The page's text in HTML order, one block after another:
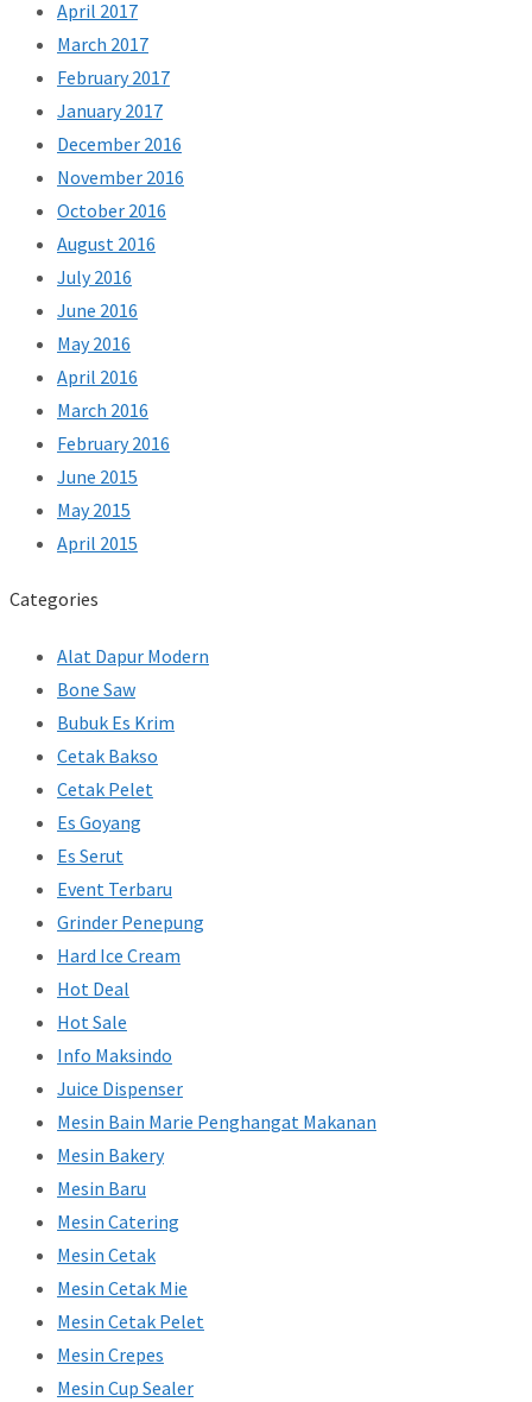
April 2017
March 2017
February 2017
January 2017
December 2016
November 2016
October 2016
August 2016
July 2016
June 2016
May 2016
April 2016
March 2016
February 2016
June 2015
May 2015
April 2015
Categories
Alat Dapur Modern
Bone Saw
Bubuk Es Krim
Cetak Bakso
Cetak Pelet
Es Goyang
Es Serut
Event Terbaru
Grinder Penepung
Hard Ice Cream
Hot Deal
Hot Sale
Info Maksindo
Juice Dispenser
Mesin Bain Marie Penghangat Makanan
Mesin Bakery
Mesin Baru
Mesin Catering
Mesin Cetak
Mesin Cetak Mie
Mesin Cetak Pelet
Mesin Crepes
Mesin Cup Sealer